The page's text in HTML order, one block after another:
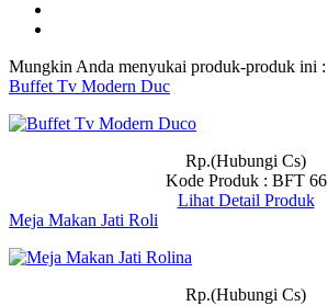
Mungkin Anda menyukai produk-produk ini :
Buffet Tv Modern Duc
Rp.(Hubungi Cs)
Kode Produk : BFT 66
Lihat Detail Produk
Meja Makan Jati Roli
Rp.(Hubungi Cs)